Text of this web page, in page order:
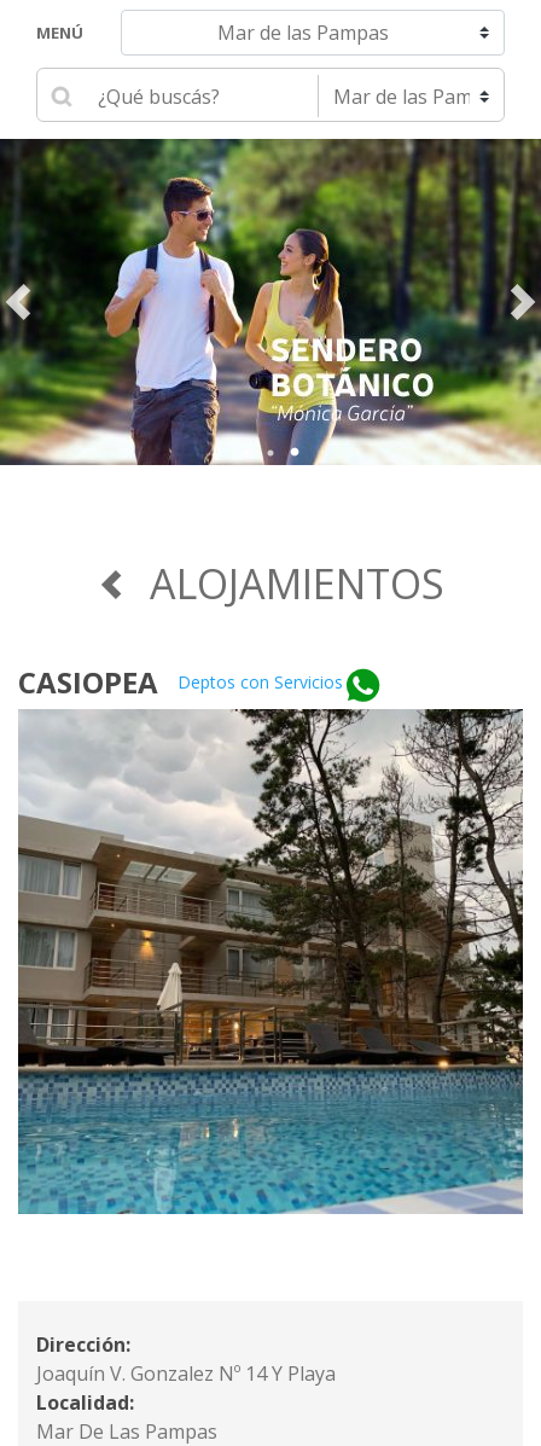
MENÚ Navegar hacia otra localidad
Ingrese su búsqueda Seleccione una localidad
ALOJAMIENTOS
CASIOPEA Deptos con Servicios
Dirección:
Joaquín V. Gonzalez Nº 14 Y Playa
Localidad:
Mar De Las Pampas